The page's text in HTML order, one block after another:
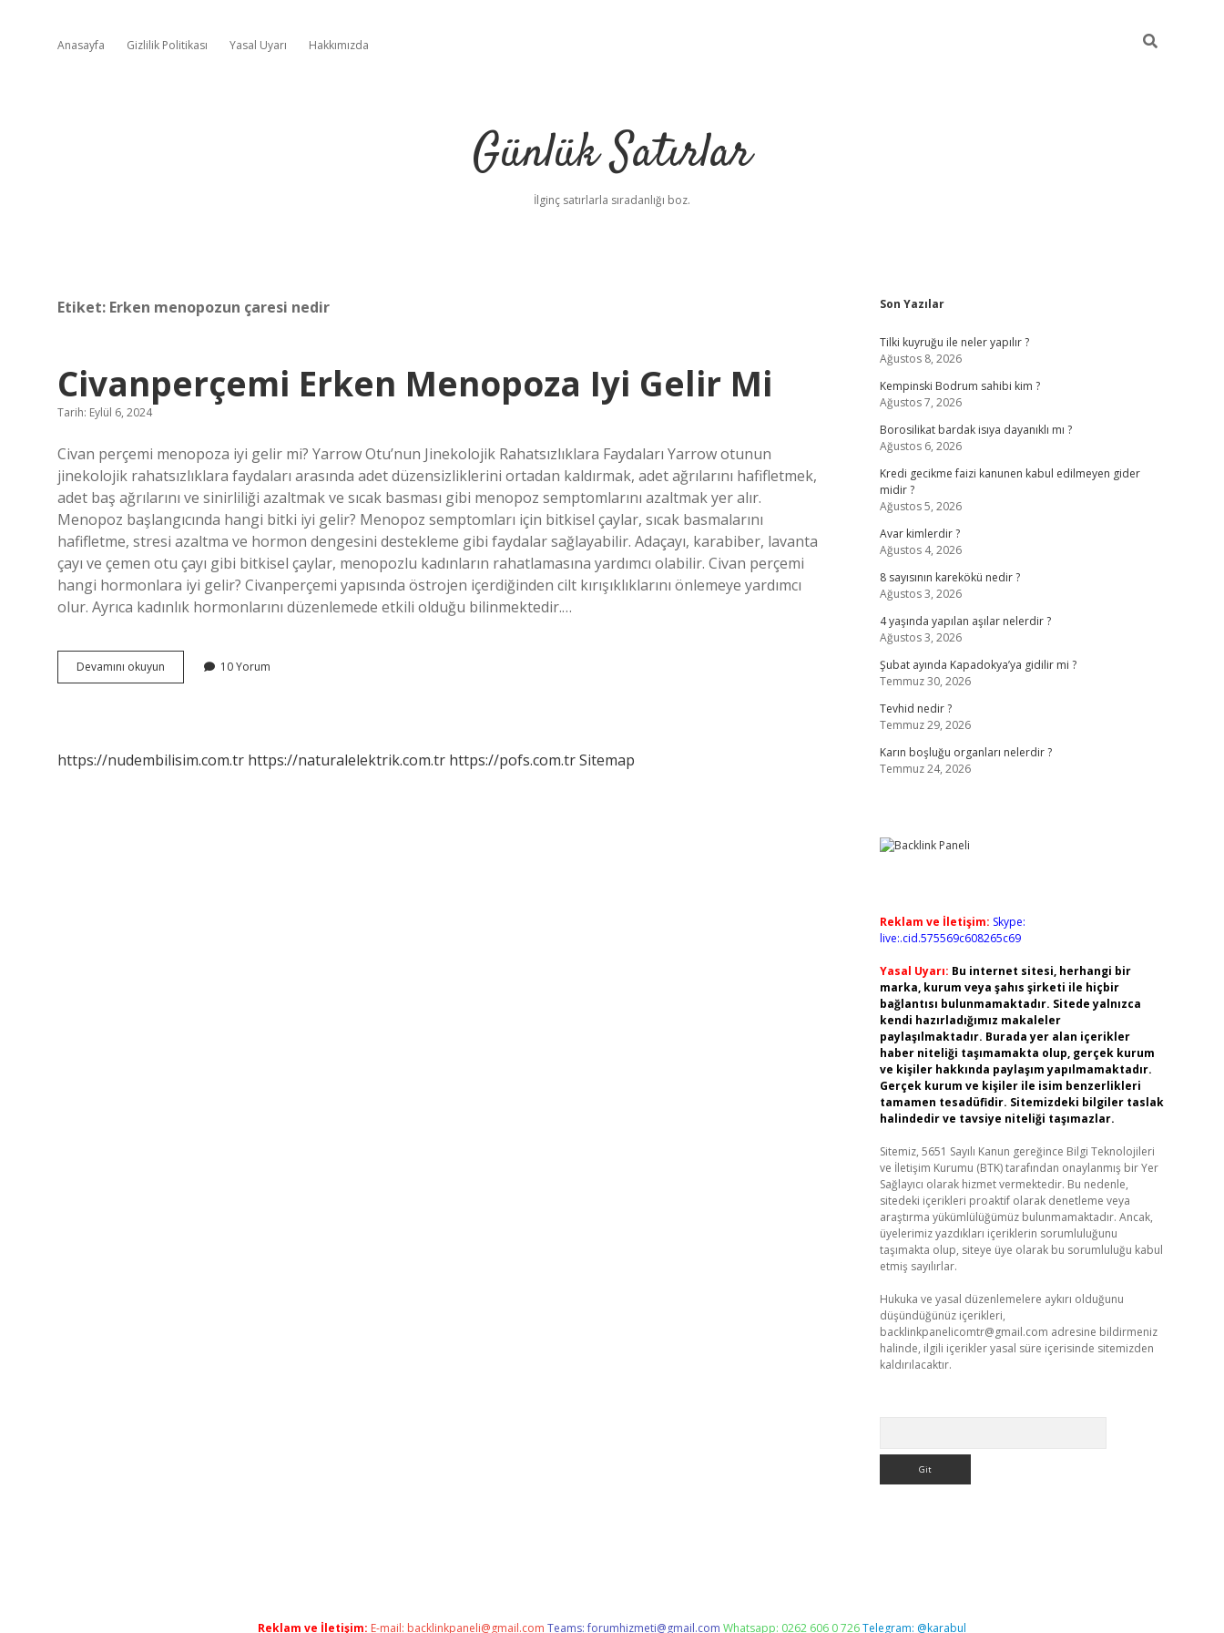
Anasayfa Gizlilik Politikası Yasal Uyarı Hakkımızda
Günlük Satırlar
İlginç satırlarla sıradanlığı boz.
Etiket: Erken menopozun çaresi nedir
Civanperçemi Erken Menopoza Iyi Gelir Mi
Tarih: Eylül 6, 2024
Civan perçemi menopoza iyi gelir mi? Yarrow Otu’nun Jinekolojik Rahatsızlıklara Faydaları Yarrow otunun
jinekolojik rahatsızlıklara faydaları arasında adet düzensizliklerini ortadan kaldırmak, adet ağrılarını hafifletmek,
adet baş ağrılarını ve sinirliliği azaltmak ve sıcak basması gibi menopoz semptomlarını azaltmak yer alır.
Menopoz başlangıcında hangi bitki iyi gelir? Menopoz semptomları için bitkisel çaylar, sıcak basmalarını
hafifletme, stresi azaltma ve hormon dengesini destekleme gibi faydalar sağlayabilir. Adaçayı, karabiber, lavanta
çayı ve çemen otu çayı gibi bitkisel çaylar, menopozlu kadınların rahatlamasına yardımcı olabilir. Civan perçemi
hangi hormonlara iyi gelir? Civanperçemi yapısında östrojen içerdiğinden cilt kırışıklıklarını önlemeye yardımcı
olur. Ayrıca kadınlık hormonlarını düzenlemede etkili olduğu bilinmektedir.…
Devamını okuyun Civanperçemi
Erken
10 Yorum
https://nudembilisim.com.tr https://naturalelektrik.com.tr https://pofs.com.trSitemap
Sidebar
Son Yazılar
Tilki kuyruğu ile neler yapılır ?
Ağustos 8, 2026
Kempinski Bodrum sahibi kim ?
Ağustos 7, 2026
Borosilikat bardak isıya dayanıklı mı ?
Ağustos 6, 2026
Kredi gecikme faizi kanunen kabul edilmeyen gider
midir ?
Ağustos 5, 2026
Avar kimlerdir ?
Ağustos 4, 2026
8 sayısının karekökü nedir ?
Ağustos 3, 2026
4 yaşında yapılan aşılar nelerdir ?
Ağustos 3, 2026
Şubat ayında Kapadokya’ya gidilir mi ?
Temmuz 30, 2026
Tevhid nedir ?
Temmuz 29, 2026
Karın boşluğu organları nelerdir ?
Temmuz 24, 2026
Reklam ve İletişim: Skype:
live:.cid.575569c608265c69
Yasal Uyarı: Bu internet sitesi, herhangi bir
marka, kurum veya şahıs şirketi ile hiçbir
bağlantısı bulunmamaktadır. Sitede yalnızca
kendi hazırladığımız makaleler
paylaşılmaktadır. Burada yer alan içerikler
haber niteliği taşımamakta olup, gerçek kurum
ve kişiler hakkında paylaşım yapılmamaktadır.
Gerçek kurum ve kişiler ile isim benzerlikleri
tamamen tesadüfidir. Sitemizdeki bilgiler taslak
halindedir ve tavsiye niteliği taşımazlar.
Sitemiz, 5651 Sayılı Kanun gereğince Bilgi Teknolojileri
ve İletişim Kurumu (BTK) tarafından onaylanmış bir Yer
Sağlayıcı olarak hizmet vermektedir. Bu nedenle,
sitedeki içerikleri proaktif olarak denetleme veya
araştırma yükümlülüğümüz bulunmamaktadır. Ancak,
üyelerimiz yazdıkları içeriklerin sorumluluğunu
taşımakta olup, siteye üye olarak bu sorumluluğu kabul
etmiş sayılırlar.
Hukuka ve yasal düzenlemelere aykırı olduğunu
düşündüğünüz içerikleri,
backlinkpanelicomtr@gmail.com adresine bildirmeniz
halinde, ilgili içerikler yasal süre içerisinde sitemizden
kaldırılacaktır.
Reklam ve İletişim: E-mail: backlinkpaneli@gmail.com Teams:forumhizmeti@gmail.com Whatsapp: 0262 606 0 726Telegram: @karabul